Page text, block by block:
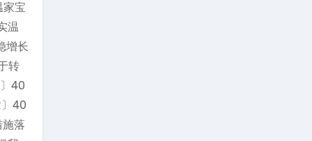
家宝
温
增长
转
40
40
落